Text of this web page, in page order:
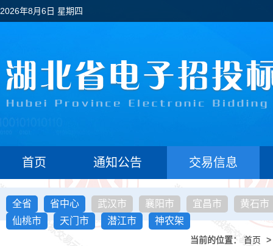
2026年8月6日 星期四
首页 通知公告 交易信息
全省 省中心 武汉市 襄阳市 宜昌市
黄石市
仙桃市
天门市 潜江市 神农架
当前的位置： 首页 >